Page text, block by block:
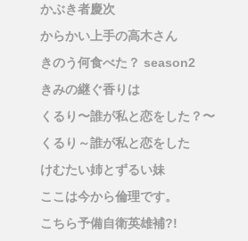
かぶき者慶次
からかい上手の高木さん
きのう何食べた？ season2
きみの継ぐ香りは
くるり〜誰が私と恋をした？〜
くるり～誰が私と恋をした
けむたい姉とずるい妹
ここは今から倫理です。
こちら予備自衛英雄補?!